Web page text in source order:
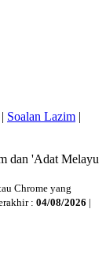
| Soalan Lazim |
dan 'Adat Melayu
Chrome yang
: 04/08/2026 |